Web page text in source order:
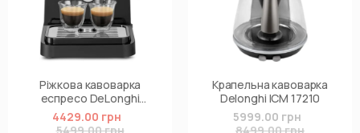
Ріжкова кавоварка
еспресо DeLonghi
EC260BK
4429.00 грн
Крапельна кавоварка
Delonghi ICM 17210
5999.00 грн